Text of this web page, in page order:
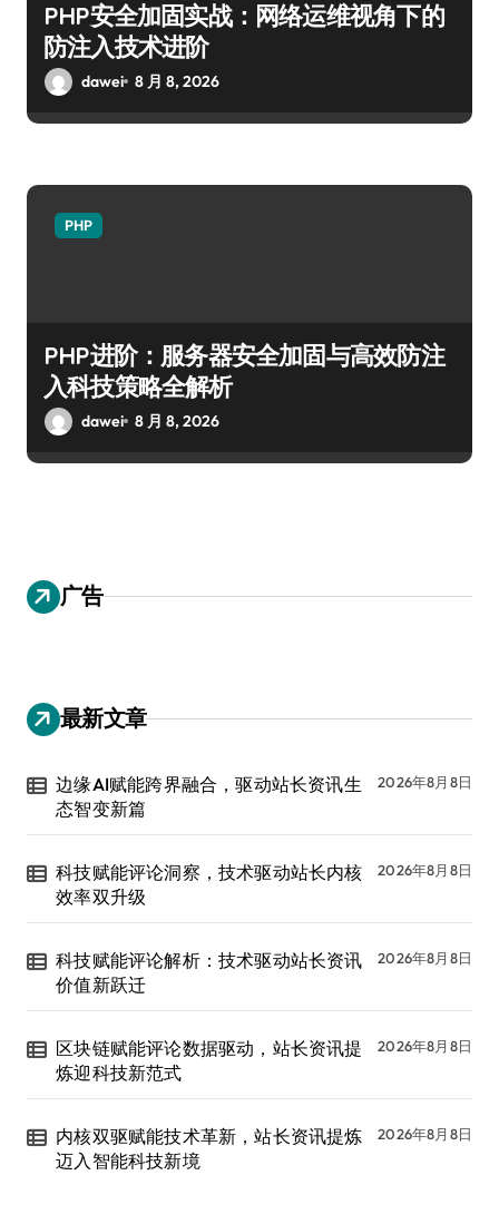
PHP安全加固实战：网络运维视角下的
防注入技术进阶
dawei 8 月 8, 2026
PHP
PHP进阶：服务器安全加固与高效防注
入科技策略全解析
dawei 8 月 8, 2026
广告
最新文章
边缘AI赋能跨界融合，驱动站长资讯生
态智变新篇
2026年8月8日
科技赋能评论洞察，技术驱动站长内核
效率双升级
2026年8月8日
科技赋能评论解析：技术驱动站长资讯
价值新跃迁
2026年8月8日
区块链赋能评论数据驱动，站长资讯提
炼迎科技新范式
2026年8月8日
内核双驱赋能技术革新，站长资讯提炼
迈入智能科技新境
2026年8月8日